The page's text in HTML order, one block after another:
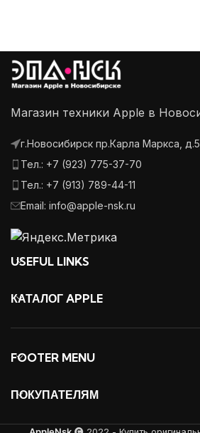
Магазин техники Apple в
г.Новосибирск пр.Карла Маркса,
Тел.: +7 (923) 775-37-70
Тел.: +7 (913) 789-44-11
Email: info@apple-nsk.ru
USEFUL LINKS
КАТАЛОГ APPLE
FOOTER MENU
ПОКУПАТЕЛЯМ